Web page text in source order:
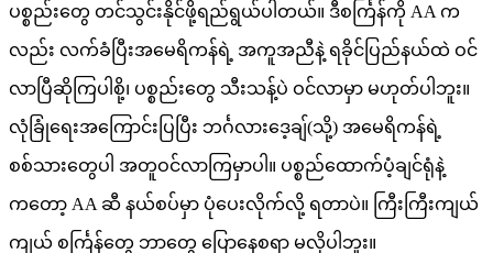
ပစ္စည်းတွေ တင်သွင်းနိုင်ဖို့ရည်ရွယ်ပါတယ်။ ဒီစင်္ကြန်ကို AA က
လည်း လက်ခံပြီးအမေရိကန်ရဲ့ အကူအညီနဲ့ ရခိုင်ပြည်နယ်ထဲ ဝင်
လာပြီဆိုကြပါစို့၊ ပစ္စည်းတွေ သီးသန့်ပဲ ဝင်လာမှာ မဟုတ်ပါဘူး။
လုံခြုံရေးအကြောင်းပြပြီး ဘင်္ဂလားဒေ့ချ်(သို့) အမေရိကန်ရဲ့
စစ်သားတွေပါ အတူဝင်လာကြမှာပါ။ ပစ္စည်ထောက်ပံ့ချင်ရုံနဲ့
ကတော့ AA ဆီ နယ်စပ်မှာ ပုံပေးလိုက်လို့ ရတာပဲ။ ကြီးကြီးကျယ်
ကျယ် စင်္ကြန်တွေ ဘာတွေ ပြောနေစရာ မလိုပါဘူး။